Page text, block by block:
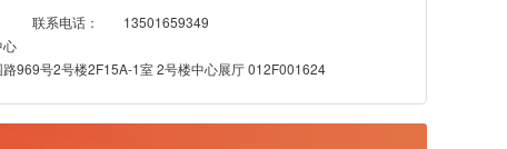
联系电话：
13501659349
心
路969号2号楼2F15A-1室 2号楼中心展厅 012F001624